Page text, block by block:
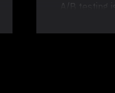
A/B testing
opportunity